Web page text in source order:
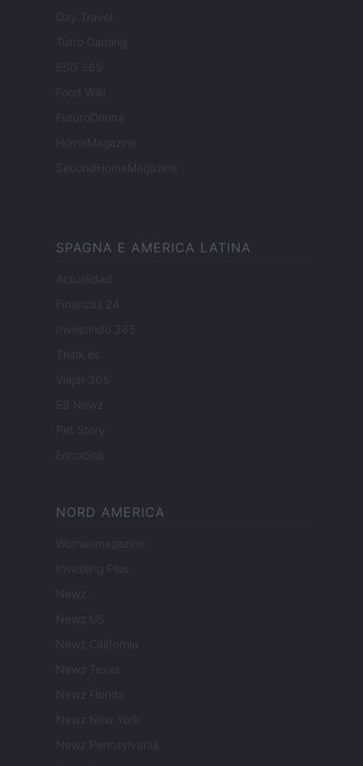
Day Travel
Tutto Gaming
ESG 365
Food Wiki
FuturoDonna
HomeMagazine
SecondHomeMagazine
SPAGNA E AMERICA LATINA
Actualidad
Finanzas 24
Investindo 365
Think.es
Viajar 365
ES Newz
Pet Story
Encocina
NORD AMERICA
Womanmagazine
Investing Plus
Newz
Newz US
Newz California
Newz Texas
Newz Florida
Newz New York
Newz Pennsylvania